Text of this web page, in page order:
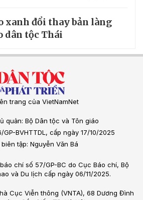
xanh đổi thay bản làng
dân tộc Thái
trang của VietNamNet
quản: Bộ Dân tộc và Tôn giáo
GP-BVHTTDL, cấp ngày 17/10/2025
tập: Nguyễn Văn Bá
chí số 57/GP-BC do Cục Báo chí, Bộ
và Du lịch cấp ngày 06/11/2025.
Cục Viễn thông (VNTA), 68 Dương Đình